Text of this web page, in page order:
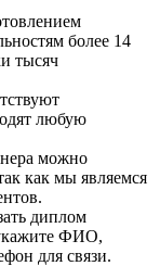
более 14
тысяч
любую
можно
как мы являемся
диплом
ФИО,
для связи.